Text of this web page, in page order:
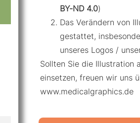
BY-ND 4.0)
Das Verändern von
gestattet,
unseres Logos /
Sollten Sie die Illustration
einsetzen, freuen wir uns
www.medicalgraphics.de